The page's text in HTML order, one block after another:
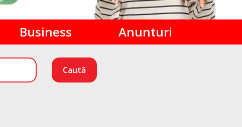
Business Anunturi
Caută